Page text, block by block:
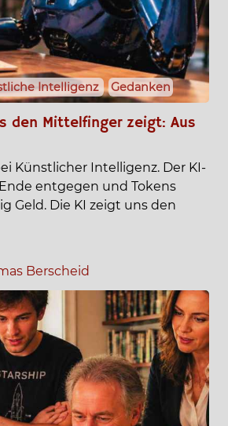
Intelligenz Gedanken
den Mittelfinger zeigt: Aus
Künstlicher Intelligenz. Der KI-
entgegen und Tokens
Geld. Die KI zeigt uns den
Berscheid